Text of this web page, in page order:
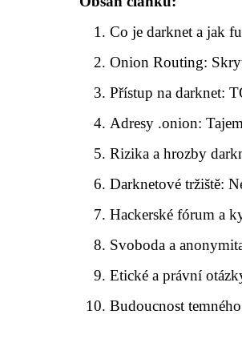
Co je darknet a jak
Onion Routing:
Přístup na darknet:
Adresy .onion:
Rizika a hrozby
Darknetové tržiště:
Hackerské fórum a
Svoboda a
Etické a právní
Budoucnost